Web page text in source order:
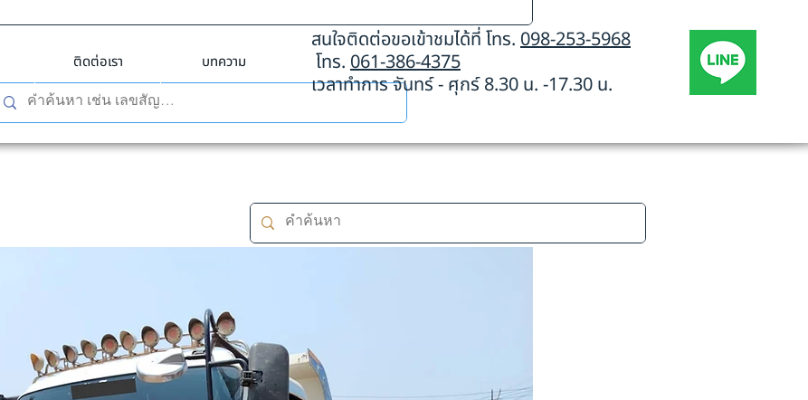
ติดต่อเรา บทความ
สนใจติดต่อขอเข้าชมได้ที่ โทร. 098-253-5968
โทร. 061-386-4375
เวลาทำการ จันทร์ - ศุกร์ 8.30 น. -17.30 น.